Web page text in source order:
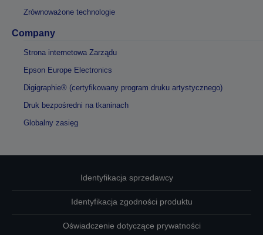
Zrównoważone technologie
Company
Strona internetowa Zarządu
Epson Europe Electronics
Digigraphie® (certyfikowany program druku artystycznego)
Druk bezpośredni na tkaninach
Globalny zasięg
Identyfikacja sprzedawcy
Identyfikacja zgodności produktu
Oświadczenie dotyczące prywatności